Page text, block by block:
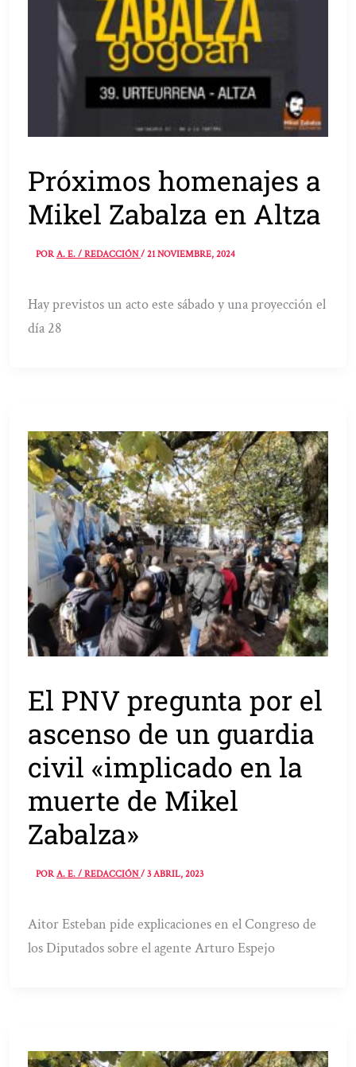
Próximos homenajes a
Mikel Zabalza en Altza
PORA. E. / REDACCIÓN/21 NOVIEMBRE, 2024
Hay previstos un acto este sábado y una proyección el
día 28
El PNV pregunta por el
ascenso de un guardia
civil «implicado en la
muerte de Mikel
Zabalza»
PORA. E. / REDACCIÓN/3 ABRIL, 2023
Aitor Esteban pide explicaciones en el Congreso de
los Diputados sobre el agente Arturo Espejo